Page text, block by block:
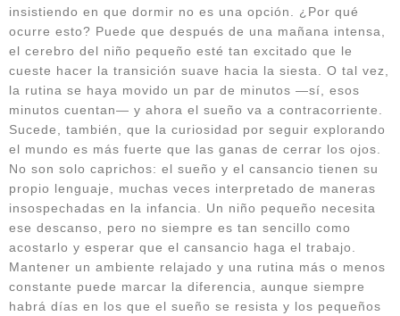
insistiendo en que dormir no es una opción. ¿Por qué
ocurre esto? Puede que después de una mañana intensa,
el cerebro del niño pequeño esté tan excitado que le
cueste hacer la transición suave hacia la siesta. O tal vez,
la rutina se haya movido un par de minutos —sí, esos
minutos cuentan— y ahora el sueño va a contracorriente.
Sucede, también, que la curiosidad por seguir explorando
el mundo es más fuerte que las ganas de cerrar los ojos.
No son solo caprichos: el sueño y el cansancio tienen su
propio lenguaje, muchas veces interpretado de maneras
insospechadas en la infancia. Un niño pequeño necesita
ese descanso, pero no siempre es tan sencillo como
acostarlo y esperar que el cansancio haga el trabajo.
Mantener un ambiente relajado y una rutina más o menos
constante puede marcar la diferencia, aunque siempre
habrá días en los que el sueño se resista y los pequeños